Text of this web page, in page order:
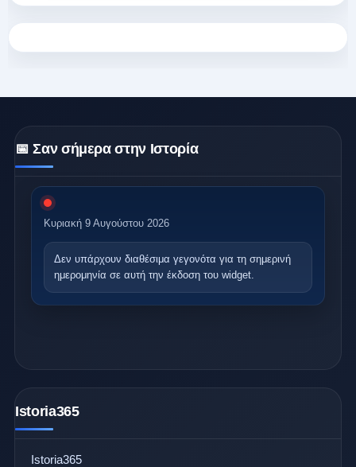
📅 Σαν σήμερα στην Ιστορία
Κυριακή 9 Αυγούστου 2026
Δεν υπάρχουν διαθέσιμα γεγονότα για τη σημερινή
ημερομηνία σε αυτή την έκδοση του widget.
Istoria365
Istoria365